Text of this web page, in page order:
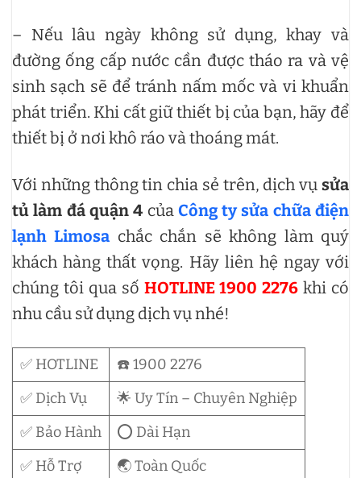
– Nếu lâu ngày không sử dụng, khay và
đường ống cấp nước cần được tháo ra và vệ
sinh sạch sẽ để tránh nấm mốc và vi khuẩn
phát triển. Khi cất giữ thiết bị của bạn, hãy để
thiết bị ở nơi khô ráo và thoáng mát.
Với những thông tin chia sẻ trên, dịch vụ sửa
tủ làm đá quận 4 của Công ty sửa chữa điện
lạnh Limosa chắc chắn sẽ không làm quý
khách hàng thất vọng. Hãy liên hệ ngay với
chúng tôi qua số HOTLINE 1900 2276 khi có
nhu cầu sử dụng dịch vụ nhé!
✅ HOTLINE
☎️ 1900 2276
✅ Dịch Vụ
🌟 Uy Tín – Chuyên Nghiệp
✅ Bảo Hành
⭕ Dài Hạn
✅ Hỗ Trợ
🌏 Toàn Quốc